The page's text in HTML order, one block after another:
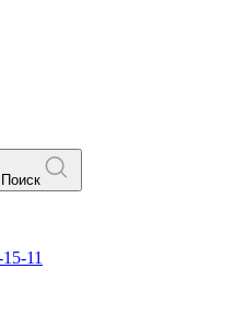
Поиск
11